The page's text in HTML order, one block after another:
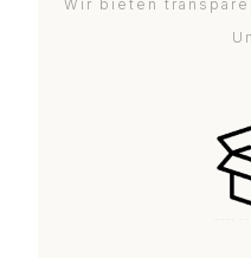
Wir bieten